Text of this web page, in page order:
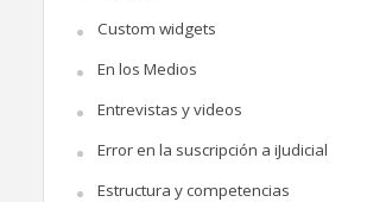
Custom widgets
En los Medios
Entrevistas y videos
Error en la suscripción a iJudicial
Estructura y competencias